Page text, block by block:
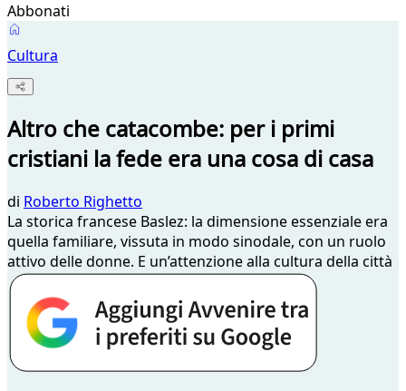
Abbonati
Cultura
Altro che catacombe: per i primi
cristiani la fede era una cosa di casa
di Roberto Righetto
La storica francese Baslez: la dimensione essenziale era
quella familiare, vissuta in modo sinodale, con un ruolo
attivo delle donne. E un’attenzione alla cultura della città